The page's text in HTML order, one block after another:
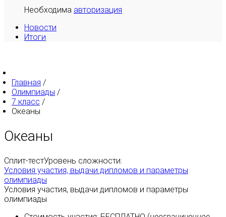
Необходима авторизация
Новости
Итоги
Главная /
Олимпиады /
7 класс /
Океаны
Океаны
Сплит-тестУровень сложности:
Условия участия, выдачи дипломов и параметры
олимпиады
Условия участия, выдачи дипломов и параметры
олимпиады